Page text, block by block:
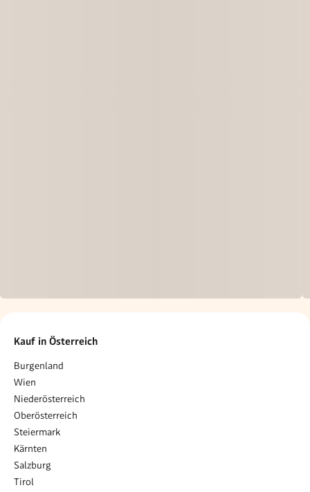
Kauf in Österreich
Burgenland
Wien
Niederösterreich
Oberösterreich
Steiermark
Kärnten
Salzburg
Tirol